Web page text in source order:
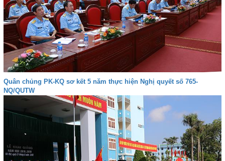
Quân chủng PK-KQ sơ kết 5 năm thực hiện Nghị quyết số 765-
NQ/QUTW